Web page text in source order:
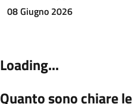
08 Giugno 2026